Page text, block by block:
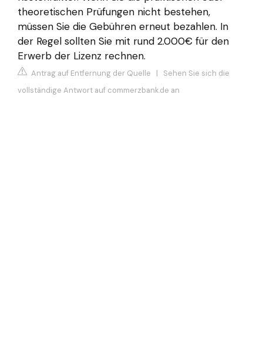
theoretischen Prüfungen nicht bestehen,
müssen Sie die Gebühren erneut bezahlen. In
der Regel sollten Sie mit rund 2.000€ für den
Erwerb der Lizenz rechnen.
Antrag auf Entfernung der Quelle | Sehen Sie sich die
vollständige Antwort auf commerzbank.de an